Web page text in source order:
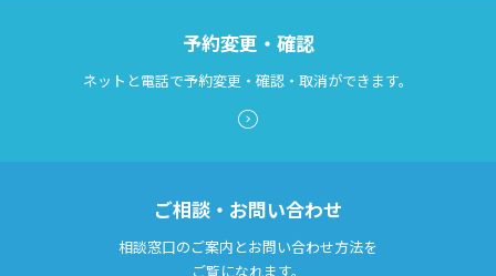
予約変更・確認
ネットと電話で予約変更・確認・取消ができます。
ご相談・お問い合わせ
相談窓口のご案内とお問い合わせ方法を
ご覧になれます。